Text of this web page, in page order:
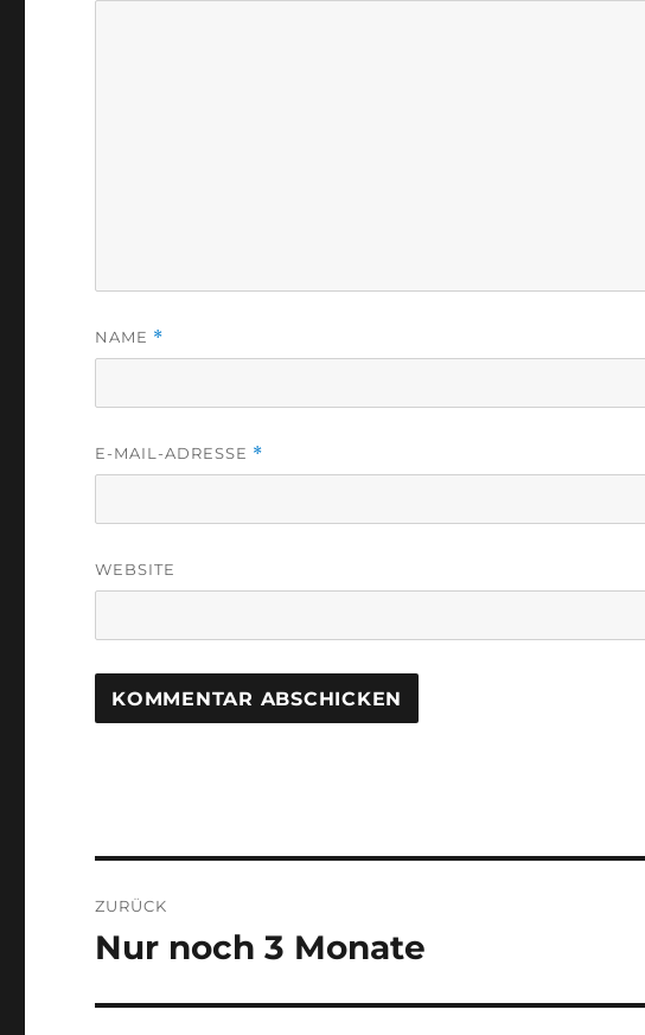
NAME *
E-MAIL-ADRESSE *
WEBSITE
ZURÜCK
Vorheriger
Nur noch 3 Monate